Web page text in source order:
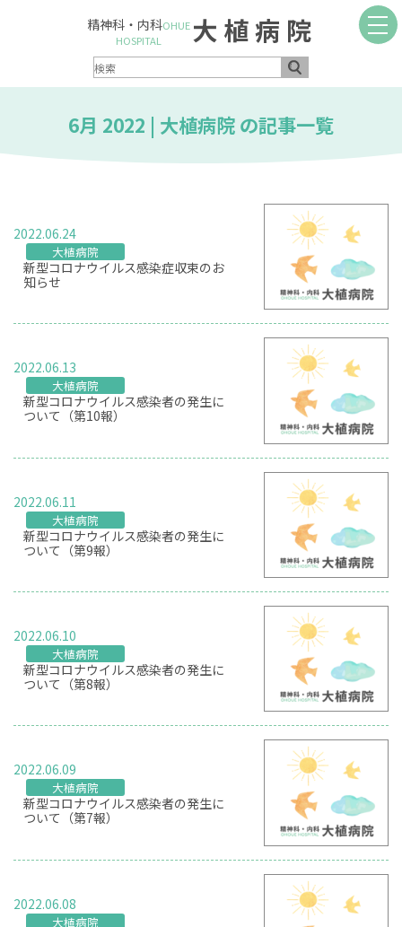
精神科・内科OHUE
HOSPITAL
大植病院
6月 2022 | 大植病院 の記事一覧
2022.06.24
大植病院
新型コロナウイルス感染症収束のお
知らせ
2022.06.13
大植病院
新型コロナウイルス感染者の発生に
ついて（第10報）
2022.06.11
大植病院
新型コロナウイルス感染者の発生に
ついて（第9報）
2022.06.10
大植病院
新型コロナウイルス感染者の発生に
ついて（第8報）
2022.06.09
大植病院
新型コロナウイルス感染者の発生に
ついて（第7報）
2022.06.08
大植病院